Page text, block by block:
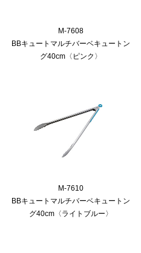
M-7608
BBキュートマルチバーベキュートン
グ40cm〈ピンク〉
M-7610
BBキュートマルチバーベキュートン
グ40cm〈ライトブルー〉